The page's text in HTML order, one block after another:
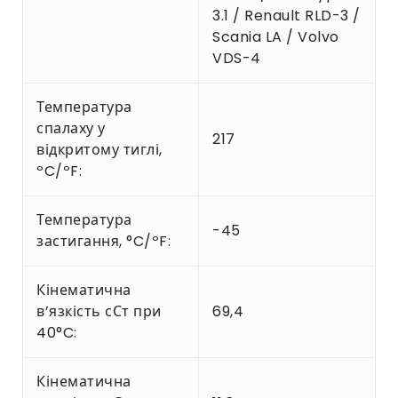
3.1 / Renault RLD-3 /
Scania LA / Volvo
VDS-4
Температура
спалаху у
відкритому тиглі,
ºC/ºF:
217
Температура
застигання, °C/ºF:
-45
Кінематична
в’язкість сСт при
40°C:
69,4
Кінематична